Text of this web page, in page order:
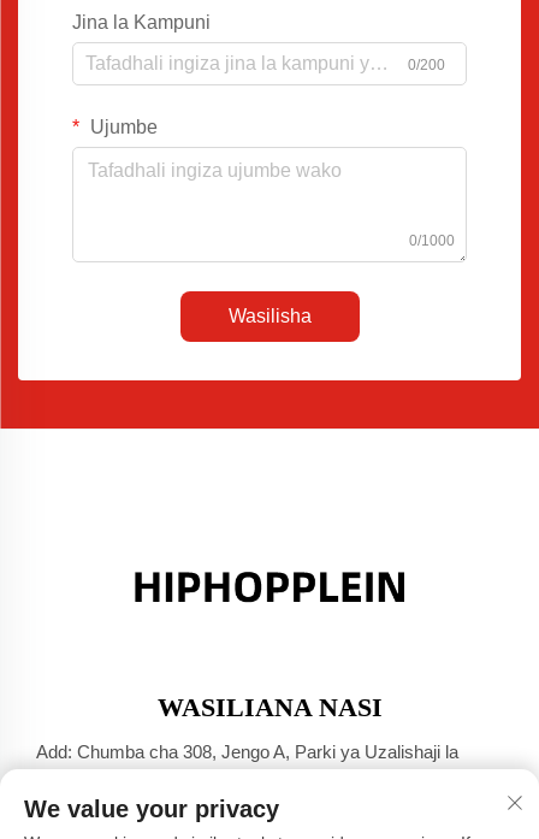
Jina la Kampuni
0/200
Ujumbe
0/1000
Wasilisha
WASILIANA NASI
Add: Chumba cha 308, Jengo A, Parki ya Uzalishaji la
Simu:+86-17304049586
We value your privacy